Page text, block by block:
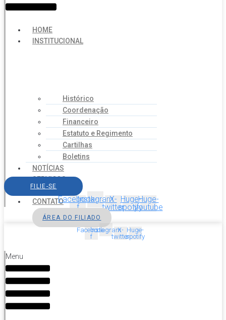
HOME
INSTITUCIONAL
Histórico
Coordenação
Financeiro
Estatuto e Regimento
Cartilhas
Boletins
NOTÍCIAS
SERVIÇOS
AGENDA
CONTATO
FILIE-SE
Facebook-
f
InstagramX-
twitter
Huge-
spotify
Huge-
youtube
ÁREA DO FILIADO
Facebook-
f
InstagramX-
twitter
Huge-
spotify
Menu